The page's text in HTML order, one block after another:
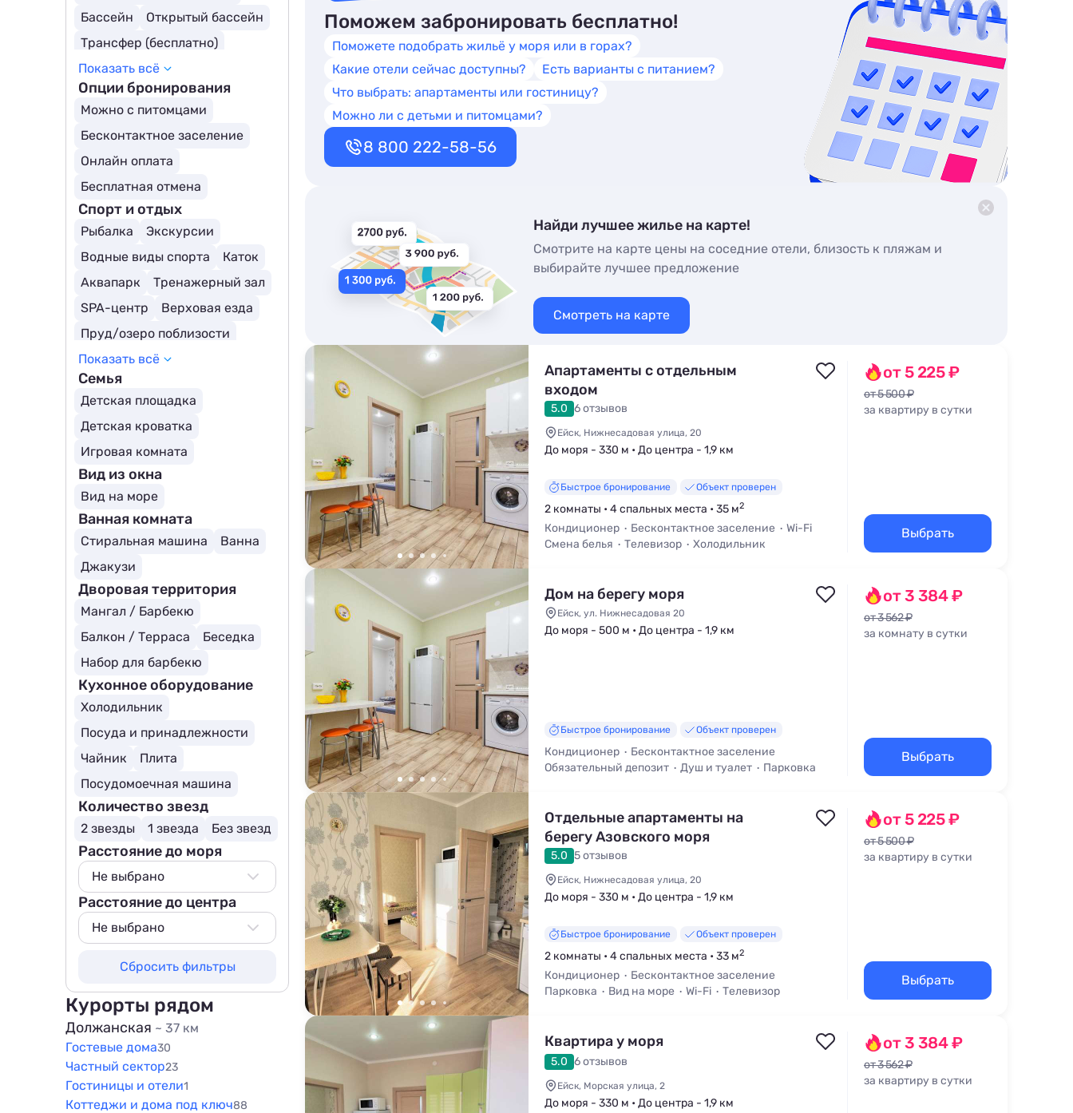
Поможем забронировать бесплатно!
Поможете подобрать жильё у моря или в горах?
Какие отели сейчас доступны?
Есть варианты с питанием?
Что выбрать: апартаменты или гостиницу?
Можно ли с детьми и питомцами?
8 800 222-58-56
Найди лучшее жилье на карте!
Смотрите на карте цены на соседние отели, близость к пляжам и
выбирайте лучшее предложение
Смотреть на карте
Апартаменты с отдельным
входом
5.0 6 отзывов
Ейск, Нижнесадовая улица, 20
До моря - 330 м • До центра - 1,9 км
Быстрое бронирование Объект проверен
2 комнаты • 4 спальных места • 35 м2
Кондиционер Бесконтактное заселение
Wi-Fi
Смена белья
Телевизор
Холодильник
от 5 225 ₽
от 5 500 ₽
за квартиру в сутки
Выбрать
Дом на берегу моря
Ейск, ул. Нижнесадовая 20
До моря - 500 м • До центра - 1,9 км
Быстрое бронирование Объект проверен
Кондиционер
Бесконтактное заселение
Обязательный депозит
Душ и туалет
Парковка
от 3 384 ₽
от 3 562 ₽
за комнату в сутки
Выбрать
Отдельные апартаменты на
берегу Азовского моря
5.0 5 отзывов
Ейск, Нижнесадовая улица, 20
До моря - 330 м • До центра - 1,9 км
Быстрое бронирование Объект проверен
2 комнаты • 4 спальных места • 33 м2
Кондиционер
Бесконтактное заселение
Парковка
Вид на море Wi-Fi
Телевизор
от 5 225 ₽
от 5 500 ₽
за квартиру в сутки
Выбрать
Квартира у моря
5.0 6 отзывов
Ейск, Морская улица, 2
До моря - 330 м • До центра - 1,9 км
от 3 384 ₽
от 3 562 ₽
за квартиру в сутки
Бассейн
Открытый бассейн
Трансфер (бесплатно)
Детский бассейн
Бассейн с подогревом
Крытый бассейн
Показать всё
Опции бронирования
Можно с питомцами
Бесконтактное заселение
Онлайн оплата
Бесплатная отмена
Спорт и отдых
Рыбалка
Экскурсии
Водные виды спорта
Каток
Аквапарк
Тренажерный зал
SPA-центр
Верховая езда
Пруд/озеро поблизости
Показать всё
Семья
Детская площадка
Детская кроватка
Игровая комната
Вид из окна
Вид на море
Ванная комната
Стиральная машина
Ванна
Джакузи
Дворовая территория
Мангал / Барбекю
Балкон / Терраса
Беседка
Набор для барбекю
Кухонное оборудование
Холодильник
Посуда и принадлежности
Чайник
Плита
Посудомоечная машина
Количество звезд
2 звезды 1 звезда Без звезд
Расстояние до моря
Не выбрано
Не выбрано
50 м
200 м
500 м
800 м
1000 м
1500 м
Расстояние до центра
Не выбрано
100 м
200 м
500 м
800 м
1000 м
Сбросить фильтры
Курорты рядом
Должанская ~ 37 км
Гостевые дома30
Частный сектор23
Гостиницы и отели1
Коттеджи и дома под ключ88